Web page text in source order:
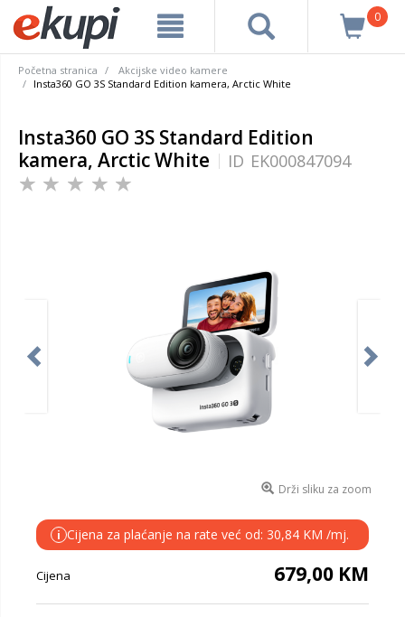
0
Početna stranica
Akcijske video kamere
Insta360 GO 3S Standard Edition kamera, Arctic White
Insta360 GO 3S Standard Edition
kamera, Arctic White
ID EK000847094
Drži sliku za zoom
i Cijena za plaćanje na rate već od: 30,84 KM /mj.
Cijena 679,00 KM